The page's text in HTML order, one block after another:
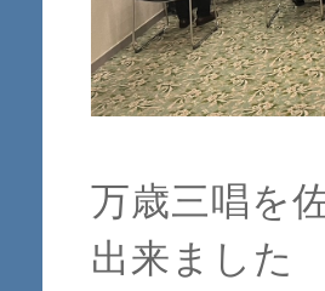
万歳三唱を
出来ました